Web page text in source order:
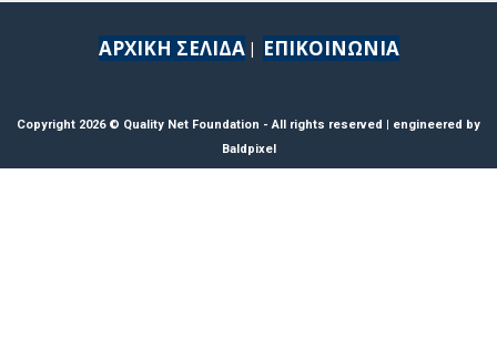
ΑΡΧΙΚΗ ΣΕΛΙΔΑ| ΕΠΙΚΟΙΝΩΝΙΑ
Copyright 2026 © Quality Net Foundation - All rights reserved | engineered by
Baldpixel